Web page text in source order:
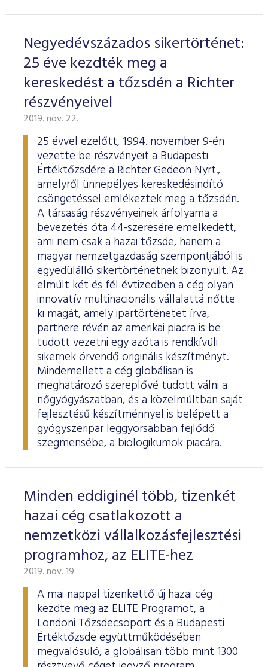
Negyedévszázados sikertörténet:
25 éve kezdték meg a
kereskedést a tőzsdén a Richter
részvényeivel
2019. nov. 22.
25 évvel ezelőtt, 1994. november 9-én
vezette be részvényeit a Budapesti
Értéktőzsdére a Richter Gedeon Nyrt.,
amelyről ünnepélyes kereskedésindító
csöngetéssel emlékeztek meg a tőzsdén.
A társaság részvényeinek árfolyama a
bevezetés óta 44-szeresére emelkedett,
ami nem csak a hazai tőzsde, hanem a
magyar nemzetgazdaság szempontjából is
egyedülálló sikertörténetnek bizonyult. Az
elmúlt két és fél évtizedben a cég olyan
innovatív multinacionális vállalattá nőtte
ki magát, amely ipartörténetet írva,
partnere révén az amerikai piacra is be
tudott vezetni egy azóta is rendkívüli
sikernek örvendő originális készítményt.
Mindemellett a cég globálisan is
meghatározó szereplővé tudott válni a
nőgyógyászatban, és a közelmúltban saját
fejlesztésű készítménnyel is belépett a
gyógyszeripar leggyorsabban fejlődő
szegmensébe, a biologikumok piacára.
Minden eddiginél több, tizenkét
hazai cég csatlakozott a
nemzetközi vállalkozásfejlesztési
programhoz, az ELITE-hez
2019. nov. 19.
A mai nappal tizenkettő új hazai cég
kezdte meg az ELITE Programot, a
Londoni Tőzsdecsoport és a Budapesti
Értéktőzsde együttműködésében
megvalósuló, a globálisan több mint 1300